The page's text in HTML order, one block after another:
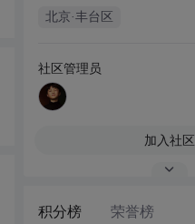
北京·丰台区
社区管理员
加入社区
积分榜 荣誉榜